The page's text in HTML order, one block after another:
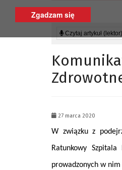
Zgadzam się
Czytaj artykuł (lektor)
27 marca 2020
W związku z
Ratunkowy
prowadzonych w